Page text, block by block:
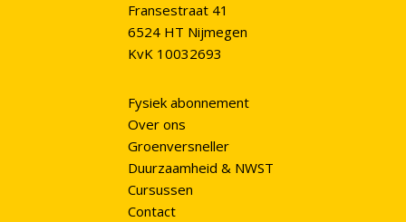
Fransestraat 41
6524 HT Nijmegen
KvK 10032693
Fysiek abonnement
Over ons
Groenversneller
Duurzaamheid & NWST
Cursussen
Contact